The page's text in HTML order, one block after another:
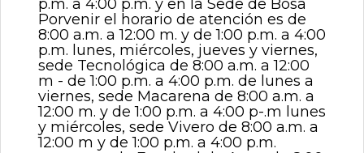
p.m. a 4:00 p.m. y en la Sede de Bosa
Porvenir el horario de atención es de
8:00 a.m. a 12:00 m. y de 1:00 p.m. a 4:00
p.m. lunes, miércoles, jueves y viernes,
sede Tecnológica de 8:00 a.m. a 12:00
m - de 1:00 p.m. a 4:00 p.m. de lunes a
viernes, sede Macarena de 8:00 a.m. a
12:00 m. y de 1:00 p.m. a 4:00 p-.m lunes
y miércoles, sede Vivero de 8:00 a.m. a
12:00 m y de 1:00 p.m. a 4:00 p.m.